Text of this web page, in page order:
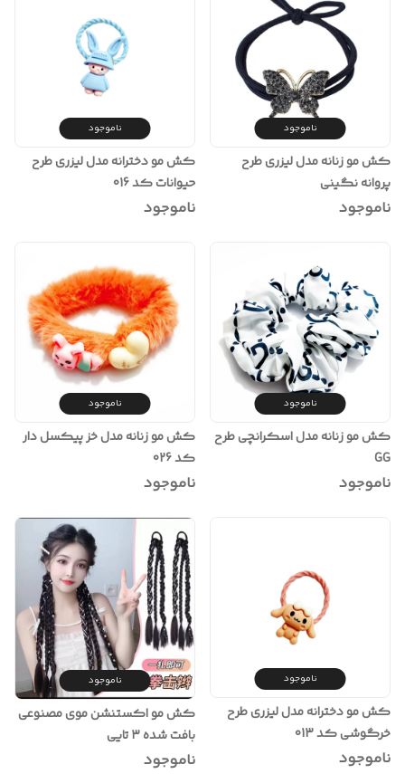
ناموجود
کش مو زنانه مدل لیزری طرح
پروانه نگینی
ناموجود
ناموجود
کش مو دخترانه مدل لیزری طرح
حیوانات کد 016
ناموجود
ناموجود
کش مو زنانه مدل اسکرانچی طرح
GG
ناموجود
ناموجود
کش مو زنانه مدل خز پیکسل دار
کد 026
ناموجود
ناموجود
کش مو دخترانه مدل لیزری طرح
خرگوشی کد 013
ناموجود
ناموجود
کش مو اکستنشن موی مصنوعی
بافت شده ۳ تایی
ناموجود